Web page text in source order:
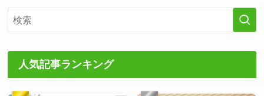
人気記事ランキング